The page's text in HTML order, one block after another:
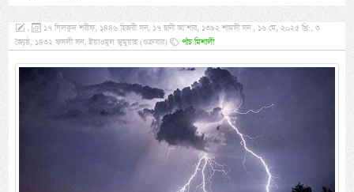
,
১৭ যিলক্বদ শরীফ, ১৪৪৬ হিজরী সন, ১৭ ছানী আ’শার, ১৩৯২ শামসী সন , ১৬ মে, ২০২৫ খ্রি:, ৩
জ্যৈষ্ঠ, ১৪৩২ ফসলী সন, ইয়াওমুল জুমুয়াহ (শুক্রবার)
পাঁচ মিশালী